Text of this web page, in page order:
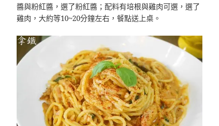
醬與粉紅醬，選了粉紅醬；配料有培根與雞肉可選，選了
雞肉，大約等10~20分鐘左右，餐點送上桌。